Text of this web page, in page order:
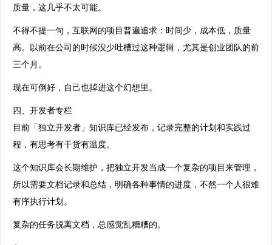
质量，这几乎不太可能。
不得不提一句，互联网的项目普遍追求：时间少，成本低，质量
高。以前在公司的时候没少吐槽过这种逻辑，尤其是创业团队的前
三个月。
现在可倒好，自己也掉进这个幻想里。
四、开发者专栏
目前「独立开发者」知识库已经发布，记录完整的计划和实践过
程，有思考有干货有温度。
这个知识库会长期维护，把独立开发当成一个复杂的项目来管理，
所以需要文档记录和总结，明确各种事情的进度，不然一个人很难
有序执行计划。
复杂的任务脱离文档，总感觉乱糟糟的。